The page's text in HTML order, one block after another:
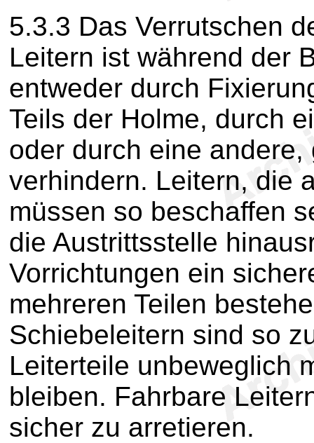
5.3.3 Das Verrutschen
Leitern ist während der
entweder durch
Teils der Holme, durch
oder durch eine
verhindern. Leitern, die
müssen so beschaffen
die Austrittsstelle
Vorrichtungen ein
mehreren Teilen
Schiebeleitern sind so
Leiterteile unbeweglich
bleiben. Fahrbare
sicher zu arretieren.